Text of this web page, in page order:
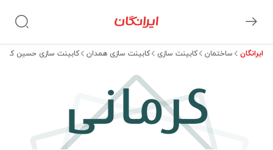
ایرانگان ساختمان کابینت سازی کابینت سازی همدان کابینت سازی حسین
کرمانی